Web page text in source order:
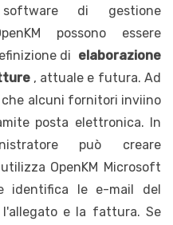
di gestione
possono essere
di elaborazione
, attuale e futura. Ad
che alcuni fornitori inviino
posta elettronica. In
può creare
OpenKM Microsoft
identifica le e-mail del
e la fattura. Se